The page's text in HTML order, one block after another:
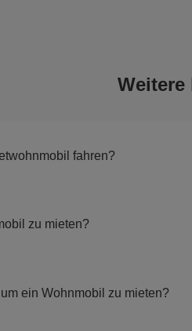
Weitere
fahren?
zu mieten?
ein Wohnmobil zu mieten?